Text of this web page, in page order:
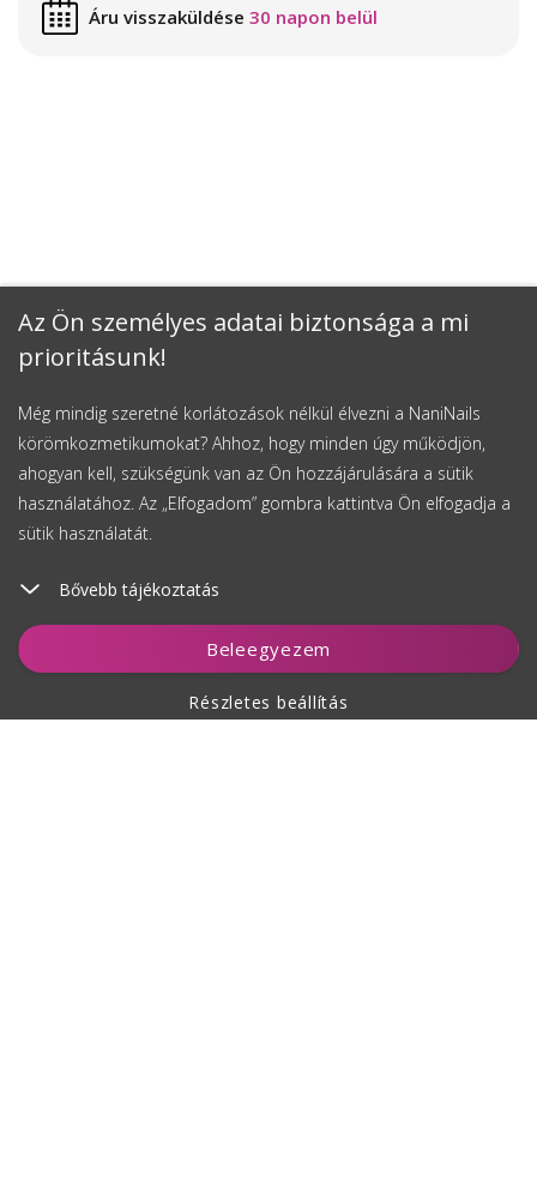
Az Ön személyes adatai biztonsága a mi
prioritásunk!
Még mindig szeretné korlátozások nélkül élvezni a NaniNails
körömkozmetikumokat? Ahhoz, hogy minden úgy működjön,
ahogyan kell, szükségünk van az Ön hozzájárulására a sütik
használatához. Az „Elfogadom” gombra kattintva Ön elfogadja a
sütik használatát.
Bővebb tájékoztatás
Beleegyezem
Részletes beállítás
Kosárhoz ad
Áru visszaküldése 30 napon belül